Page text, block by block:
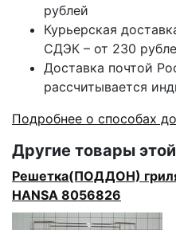
рублей
Курьерская
СДЭК – от 230
Доставка почтой
рассчитывается
Подробнее о способах
Другие товары
Решетка(ПОДДОН)
HANSA 8056826